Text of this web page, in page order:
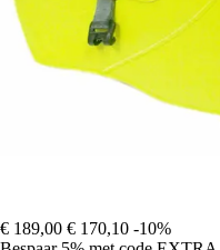
€ 189,00 € 170,10 -10%